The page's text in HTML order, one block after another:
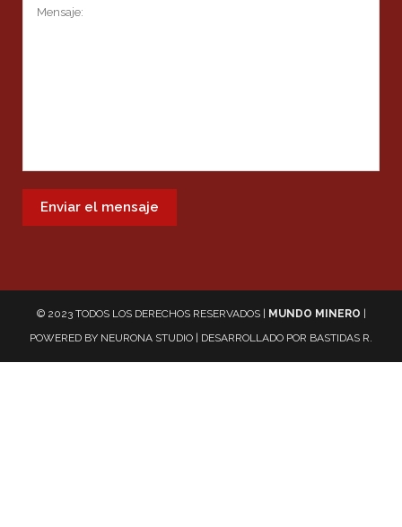
© 2023 TODOS LOS DERECHOS RESERVADOS | MUNDO MINERO
POWERED BY NEURONA STUDIO | DESARROLLADO POR BASTIDAS R.